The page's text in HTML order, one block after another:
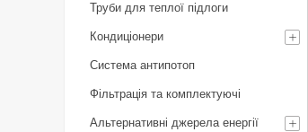
Труби для теплої підлоги
Кондиціонери
Система антипотоп
Фільтрація та комплектуючі
Альтернативні джерела енергії